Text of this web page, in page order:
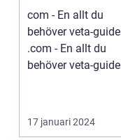
com - En allt du
behöver veta-guide
.com - En allt du
17 januari 2024